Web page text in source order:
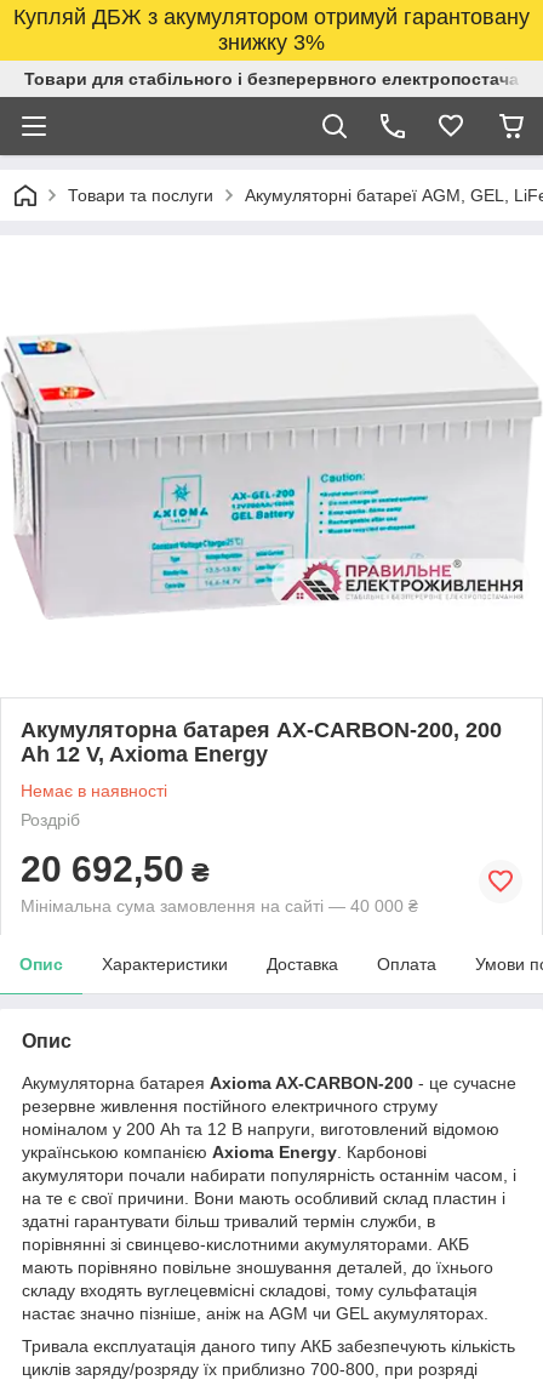
Купляй ДБЖ з акумулятором отримуй гарантовану
знижку 3%
Товари для стабільного і безперервного
Товари та послуги Акумуляторні батареї AGM, GEL,
Акумуляторна батарея AX-CARBON-200, 200
Ah 12 V, Axioma Energy
Немає в наявності
Роздріб
20 692,50 ₴
Мінімальна сума замовлення на сайті — 40 000 ₴
Опис Характеристики Доставка Оплата Умови
Опис
Акумуляторна батарея Axioma AX-CARBON-200 - це сучасне
резервне живлення постійного електричного струму
номіналом у 200 Ah та 12 В напруги, виготовлений відомою
українською компанією Axioma Energy . Карбонові
акумулятори почали набирати популярність останнім часом, і
на те є свої причини. Вони мають особливий склад пластин і
здатні гарантувати більш тривалий термін служби, в
порівнянні зі свинцево-кислотними акумуляторами. АКБ
мають порівняно повільне зношування деталей, до їхнього
складу входять вуглецевмісні складові, тому сульфатація
настає значно пізніше, аніж на AGM чи GEL акумуляторах.
Тривала експлуатація даного типу АКБ забезпечують кількість
циклів заряду/розряду їх приблизно 700-800, при розряді